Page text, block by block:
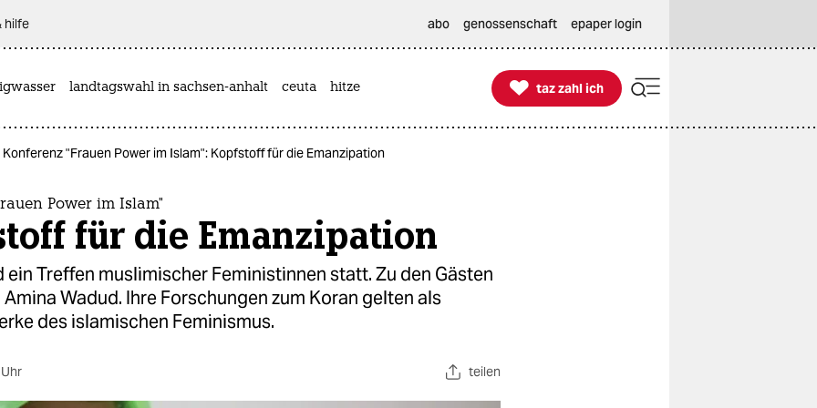
hilfe abo genossenschaft epaper login
landtagswahl in sachsen-anhalt ceuta hitze 
taz zahl ich
taz zahl ich
Konferenz "Frauen Power im Islam": Kopfstoff für die Emanzipation
Power im Islam"
für die Emanzipation
ein Treffen muslimischer Feministinnen statt. Zu den Gästen
Wadud. Ihre Forschungen zum Koran gelten als
des islamischen Feminismus.
teilen